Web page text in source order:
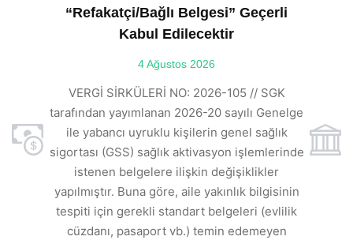
“Refakatçi/Bağlı Belgesi” Geçerli
Kabul Edilecektir
4 Ağustos 2026
VERGİ SİRKÜLERİ NO: 2026-105 // SGK
tarafından yayımlanan 2026-20 sayılı Genelge
ile yabancı uyruklu kişilerin genel sağlık
sigortası (GSS) sağlık aktivasyon işlemlerinde
istenen belgelere ilişkin değişiklikler
yapılmıştır. Buna göre, aile yakınlık bilgisinin
tespiti için gerekli standart belgeleri (evlilik
cüzdanı, pasaport vb.) temin edemeyen